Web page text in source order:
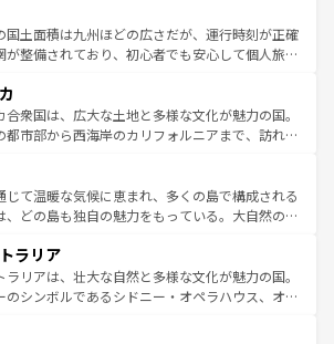
に足を運ぶとそれぞれで全く異なる文化を体験で
きるだろう。 なお、新着のフランス情報はコンテンツ一覧
てほしい。
きな人にはぜひ体験してほしい。 なお、新着の
報はコンテンツ一覧を参照してほしい。
に異なる魅力がある。また、優雅なアフタヌーン
ビール好きにはたまらない英国パブ、サッカー観
本場だからこそできる体験も豊富。イギリスを旅
を参照してほしい。
国土面積は九州ほどの広さだが、運行時刻が正確
が整備されており、初心者でも安心して個人旅行
そのまま残る町や、スイスならではのユニークな
あり、アルプス観光だけでなく町歩きも満喫する
きる。国民の所得が高いため物価も高いが、旅行
費無料で観光を楽しむこともできる。 なお、新
ス情報はコンテンツ一覧 を参照してほしい。
合衆国は、広大な土地と多様な文化が魅力の国。
都市部から西海岸のカリフォルニアまで、訪れる
巨大都市は、観光、ショッピング、エンターテイ
が詰まった刺激的なスポットだ。一方、アメリカ
大自然が広がり、グランドキャニオンやイエロー
ーオーリンズでは、音楽と美食が融合した独特の
力。旅行者はアメリカの各地域で異なる魅力を楽
ら、その多様性と豊かな歴史を感じることができ
な旅のスタイルだ。 なお、新着のアメリカ
じて温暖な気候に恵まれ、多くの島で構成される
、どの島も独自の魅力をもっている。大自然の神
見逃せない。また、定番の観光地といえばオアフ
静かな自然を求めるならマウイ島やカウアイ島が
。エメラルドグリーンに輝く海をはじめ、豊かな
てなしの心で訪れる人々を迎えてくれるハワイの
ラリア
ラリアは、壮大な自然と多様な文化が魅力の国。
のシンボルであるシドニー・オペラハウス、オー
フや大陸中央部にそびえるウルル（エアーズロッ